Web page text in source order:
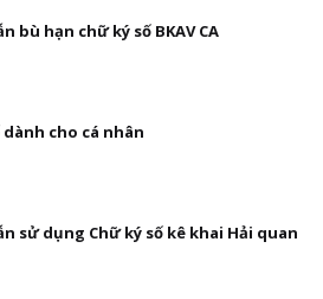
bù hạn chữ ký số BKAV CA
dành cho cá nhân
sử dụng Chữ ký số kê khai Hải quan